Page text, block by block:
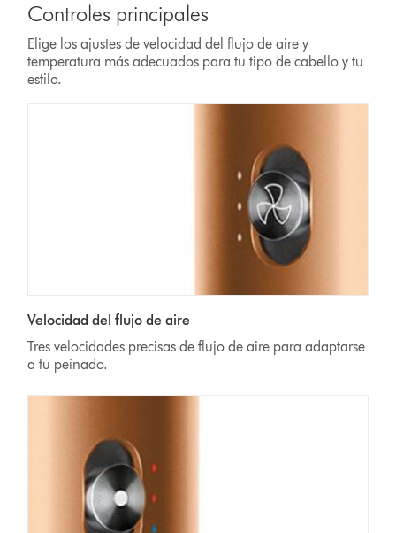
Controles principales
Elige los ajustes de velocidad del flujo de aire y
temperatura más adecuados para tu tipo de cabello y tu
estilo.
Velocidad del flujo de aire
Tres velocidades precisas de flujo de aire para adaptarse
a tu peinado.